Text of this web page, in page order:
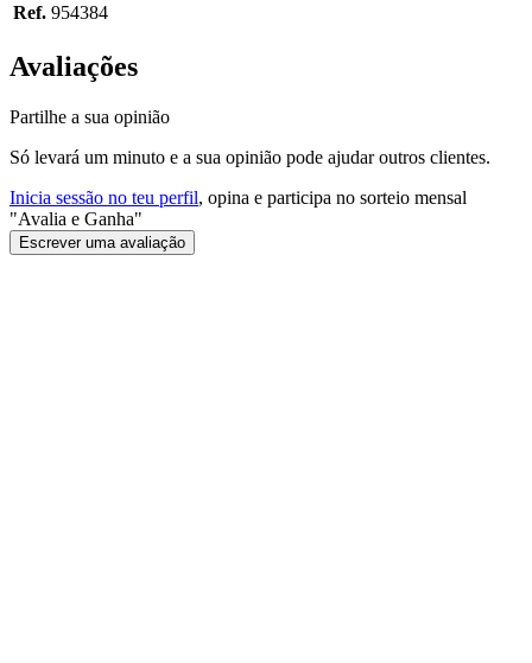
Ref. 954384
Avaliações
Partilhe a sua opinião
Só levará um minuto e a sua opinião pode ajudar outros clientes.
Inicia sessão no teu perfil, opina e participa no sorteio mensal
"Avalia e Ganha"
Escrever uma avaliação